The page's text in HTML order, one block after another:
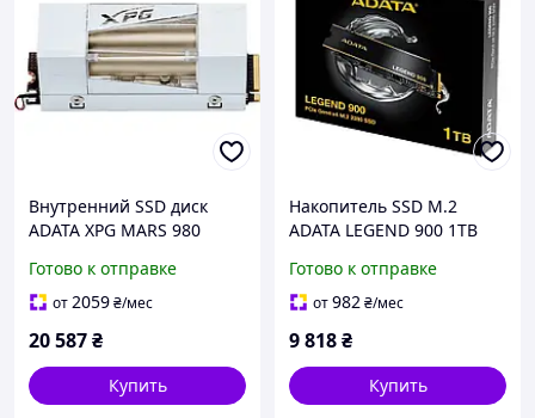
Внутренний SSD диск
ADATA XPG MARS 980
2TB
Готово к отправке
от2059₴/мес
20 587₴
Купить
Накопитель SSD M.2
ADATA LEGEND 900 1TB
NAND Read/Write:
7000/4700 MB/sec (SLEG-
Готово к отправке
от982₴/мес
9 818₴
Купить